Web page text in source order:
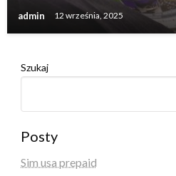
admin 12 września, 2025
Szukaj
Posty
Sim usa prepaid